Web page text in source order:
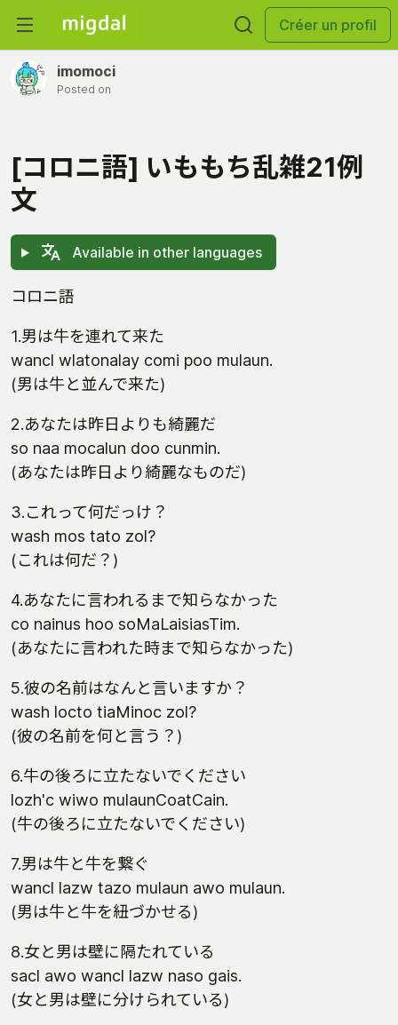
Créer un profil
imomoci
Posted on
[コロニ語] いももち乱雑21例
文
Available in other languages
コロニ語
1.男は牛を連れて来た
wancl wlatonalay comi poo mulaun.
(男は牛と並んで来た)
2.あなたは昨日よりも綺麗だ
so naa mocalun doo cunmin.
(あなたは昨日より綺麗なものだ)
3.これって何だっけ？
wash mos tato zol?
(これは何だ？)
4.あなたに言われるまで知らなかった
co nainus hoo soMaLaisiasTim.
(あなたに言われた時まで知らなかった)
5.彼の名前はなんと言いますか？
wash locto tiaMinoc zol?
(彼の名前を何と言う？)
6.牛の後ろに立たないでください
lozh'c wiwo mulaunCoatCain.
(牛の後ろに立たないでください)
7.男は牛と牛を繋ぐ
wancl lazw tazo mulaun awo mulaun.
(男は牛と牛を紐づかせる)
8.女と男は壁に隔たれている
sacl awo wancl lazw naso gais.
(女と男は壁に分けられている)